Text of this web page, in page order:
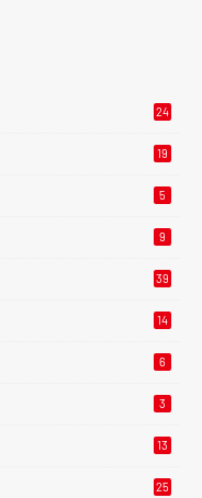
24
19
5
9
39
14
6
3
13
25